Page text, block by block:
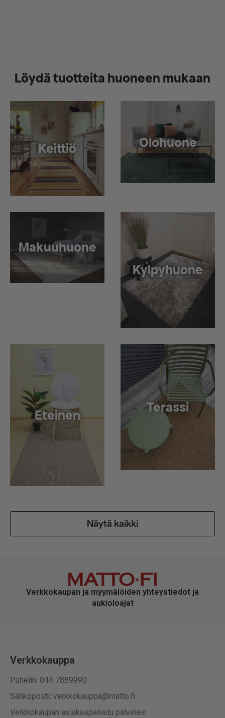
Löydä tuotteita huoneen mukaan
Keittiö Olohuone
Makuuhuone
Kylpyhuone
Eteinen Terassi
Näytä kaikki
Verkkokaupan ja myymälöiden yhteystiedot ja
aukioloajat
Verkkokauppa
Puhelin: 044 7889990
Sähköposti: verkkokauppa@matto.fi
Verkkokaupan asiakaspalvelu palvelee: